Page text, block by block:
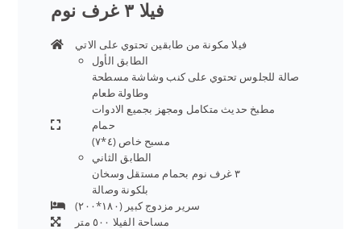
فيلا ٣ غرف نوم
فيلا مكونة من طابقين تحتوي على الاتي
الطابق الأول
صالة للجلوس تحتوي على كنب وشاشة مسطحة
وطاولة طعام
مطبخ حديث متكامل ومجهز بجميع الادوات
حمام
مسبح خاص (٤*٧)
الطابق الثاني
٣ غرف نوم بحمام مستقل وسخان
بلكونة وصالة
سرير مزدوج كبير (١٨٠*٢٠٠)
مساحة الفيلا ٥٠٠ متر